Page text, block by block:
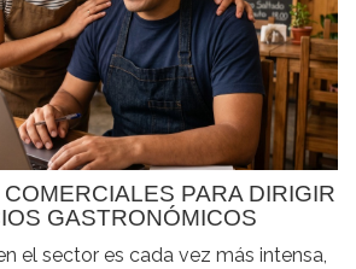
PARA DIRIGIR
GASTRONÓMICOS
el sector es cada vez más intensa,